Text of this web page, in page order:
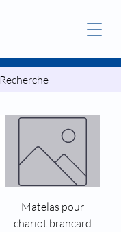
Recherche
Matelas pour
chariot brancard